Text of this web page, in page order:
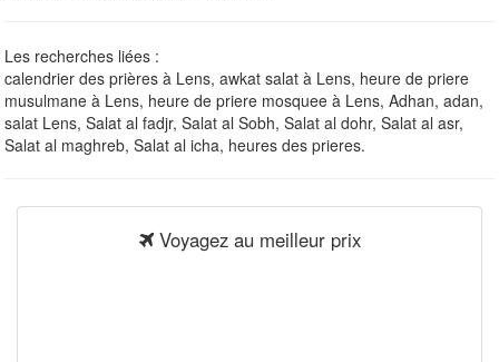
Les recherches liées :
calendrier des prières à Lens, awkat salat à Lens, heure de priere
musulmane à Lens, heure de priere mosquee à Lens, Adhan, adan,
salat Lens, Salat al fadjr, Salat al Sobh, Salat al dohr, Salat al asr,
Salat al maghreb, Salat al icha, heures des prieres.
Voyagez au meilleur prix